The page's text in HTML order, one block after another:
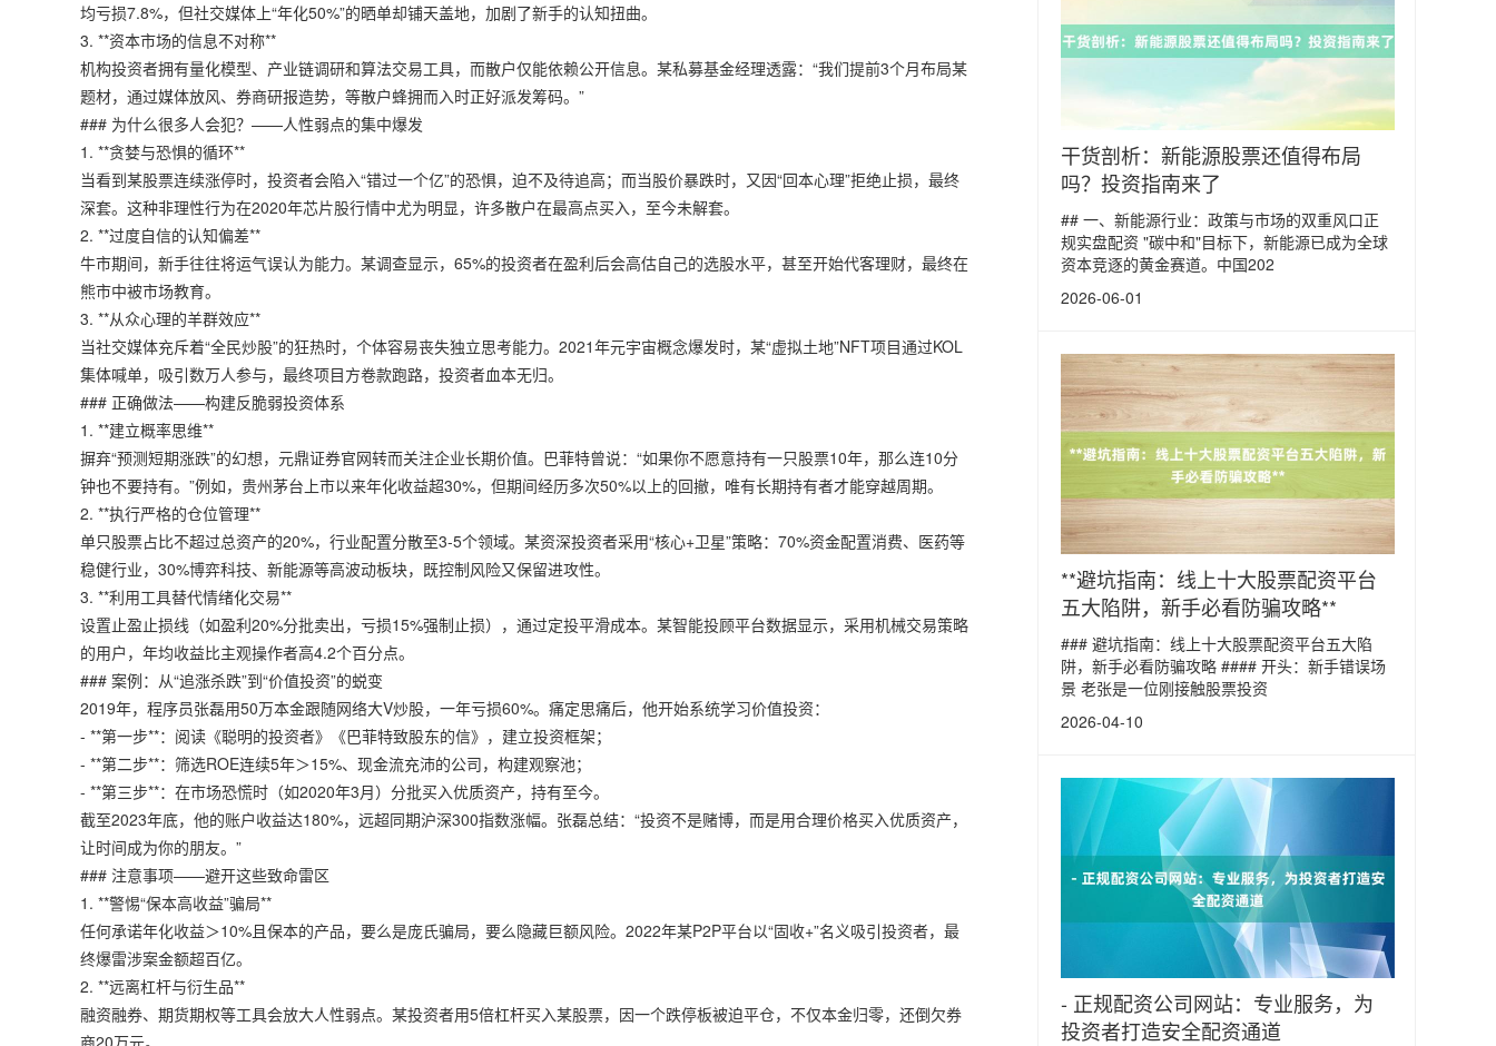
均亏损7.8%，但社交媒体上“年化50%”的晒单却铺天盖地，加剧了新手的认知扭曲。
3. **资本市场的信息不对称**
机构投资者拥有量化模型、产业链调研和算法交易工具，而散户仅能依赖公开信息。某私募基金经理透露：“我们提前3个月布局某
题材，通过媒体放风、券商研报造势，等散户蜂拥而入时正好派发筹码。”
### 为什么很多人会犯？——人性弱点的集中爆发
1. **贪婪与恐惧的循环**
当看到某股票连续涨停时，投资者会陷入“错过一个亿”的恐惧，迫不及待追高；而当股价暴跌时，又因“回本心理”拒绝止损，最终
深套。这种非理性行为在2020年芯片股行情中尤为明显，许多散户在最高点买入，至今未解套。
2. **过度自信的认知偏差**
牛市期间，新手往往将运气误认为能力。某调查显示，65%的投资者在盈利后会高估自己的选股水平，甚至开始代客理财，最终在
熊市中被市场教育。
3. **从众心理的羊群效应**
当社交媒体充斥着“全民炒股”的狂热时，个体容易丧失独立思考能力。2021年元宇宙概念爆发时，某“虚拟土地”NFT项目通过KOL
集体喊单，吸引数万人参与，最终项目方卷款跑路，投资者血本无归。
### 正确做法——构建反脆弱投资体系
1. **建立概率思维**
摒弃“预测短期涨跌”的幻想， 元鼎证券官网转而关注企业长期价值。巴菲特曾说：“如果你不愿意持有一只股票10年，那么连10分
钟也不要持有。”例如，贵州茅台上市以来年化收益超30%，但期间经历多次50%以上的回撤，唯有长期持有者才能穿越周期。
2. **执行严格的仓位管理**
单只股票占比不超过总资产的20%，行业配置分散至3-5个领域。某资深投资者采用“核心+卫星”策略：70%资金配置消费、医药等
稳健行业，30%博弈科技、新能源等高波动板块，既控制风险又保留进攻性。
3. **利用工具替代情绪化交易**
设置止盈止损线（如盈利20%分批卖出，亏损15%强制止损），通过定投平滑成本。某智能投顾平台数据显示，采用机械交易策略
的用户，年均收益比主观操作者高4.2个百分点。
### 案例：从“追涨杀跌”到“价值投资”的蜕变
2019年，程序员张磊用50万本金跟随网络大V炒股，一年亏损60%。痛定思痛后，他开始系统学习价值投资：
- **第一步**：阅读《聪明的投资者》《巴菲特致股东的信》，建立投资框架；
- **第二步**：筛选ROE连续5年＞15%、现金流充沛的公司，构建观察池；
- **第三步**：在市场恐慌时（如2020年3月）分批买入优质资产，持有至今。
截至2023年底，他的账户收益达180%，远超同期沪深300指数涨幅。张磊总结：“投资不是赌博，而是用合理价格买入优质资产，
让时间成为你的朋友。”
### 注意事项——避开这些致命雷区
1. **警惕“保本高收益”骗局**
任何承诺年化收益＞10%且保本的产品，要么是庞氏骗局，要么隐藏巨额风险。2022年某P2P平台以“固收+”名义吸引投资者，最
终爆雷涉案金额超百亿。
2. **远离杠杆与衍生品**
融资融券、期货期权等工具会放大人性弱点。某投资者用5倍杠杆买入某股票，因一个跌停板被迫平仓，不仅本金归零，还倒欠券
商20万元。
干货剖析：新能源股票还值得布局
吗？投资指南来了
## 一、新能源行业：政策与市场的双重风口正
规实盘配资 "碳中和"目标下，新能源已成为全球
资本竞逐的黄金赛道。中国202
2026-06-01
**避坑指南：线上十大股票配资平台
五大陷阱，新手必看防骗攻略**
### 避坑指南：线上十大股票配资平台五大陷
阱，新手必看防骗攻略 #### 开头：新手错误场
景 老张是一位刚接触股票投资
2026-04-10
- 正规配资公司网站：专业服务，为
投资者打造安全配资通道